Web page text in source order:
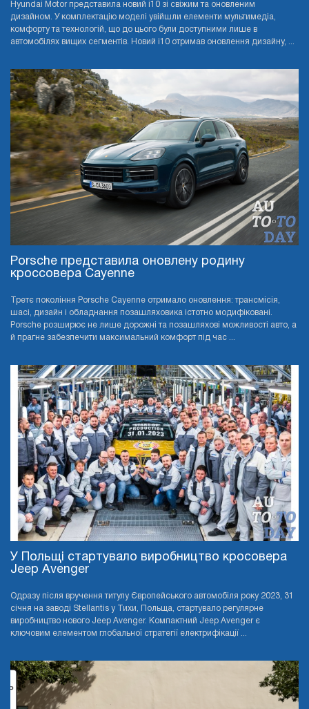
Hyundai Motor представила новий i10 зі свіжим та оновленим
дизайном. У комплектацію моделі увійшли елементи мультимедіа,
комфорту та технологій, що до цього були доступними лише в
автомобілях вищих сегментів. Новий i10 отримав оновлення дизайну, ...
Porsche представила оновлену родину
кроссовера Cayenne
Третє покоління Porsche Cayenne отримало оновлення: трансмісія,
шасі, дизайн і обладнання позашляховика істотно модифіковані.
Porsche розширює не лише дорожні та позашляхові можливості авто, а
й прагне забезпечити максимальний комфорт під час ...
У Польщі стартувало виробництво кросовера
Jeep Avenger
Одразу після вручення титулу Європейського автомобіля року 2023, 31
січня на заводі Stellantis у Тихи, Польща, стартувало регулярне
виробництво нового Jeep Avenger. Компактний Jeep Avenger є
ключовим елементом глобальної стратегії електрифікації ...